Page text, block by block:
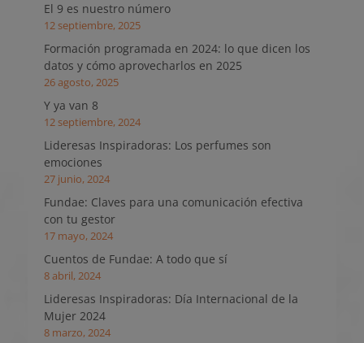
El 9 es nuestro número
12 septiembre, 2025
Formación programada en 2024: lo que dicen los
datos y cómo aprovecharlos en 2025
26 agosto, 2025
Y ya van 8
12 septiembre, 2024
Lideresas Inspiradoras: Los perfumes son
emociones
27 junio, 2024
Fundae: Claves para una comunicación efectiva
con tu gestor
17 mayo, 2024
Cuentos de Fundae: A todo que sí
8 abril, 2024
Lideresas Inspiradoras: Día Internacional de la
Mujer 2024
8 marzo, 2024